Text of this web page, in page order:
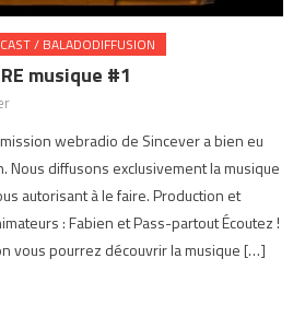
/ BALADODIFFUSION
musique #1
webradio de Sincever a bien eu
Nous diffusons exclusivement la musique
autorisant à le faire. Production et
: Fabien et Pass-partout Écoutez !
vous pourrez découvrir la musique […]